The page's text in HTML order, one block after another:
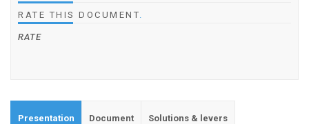
RATE THIS DOCUMENT.
RATE
Presentation Document Solutions & levers